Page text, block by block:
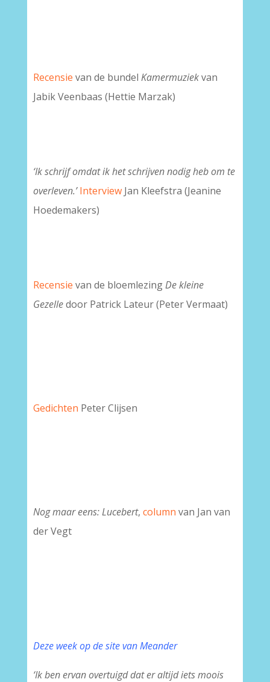
Recensie van de bundel Kamermuziekvan
Jabik Veenbaas (Hettie Marzak)
‘Ik schrijf omdat ik het schrijven nodig heb om te
overleven.’ InterviewJan Kleefstra (Jeanine
Hoedemakers)
Recensie van de bloemlezingDe kleine
Gezelledoor Patrick Lateur (Peter Vermaat)
Gedichten Peter Clijsen
Nog maar eens: Lucebert, column van Jan van
der Vegt
Deze week op de site van Meander
‘Ik ben ervan overtuigd dat er altijd iets moois